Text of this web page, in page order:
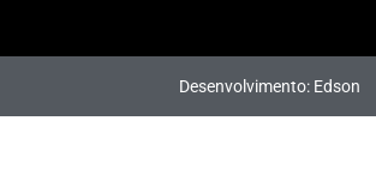
Desenvolvimento: Edson